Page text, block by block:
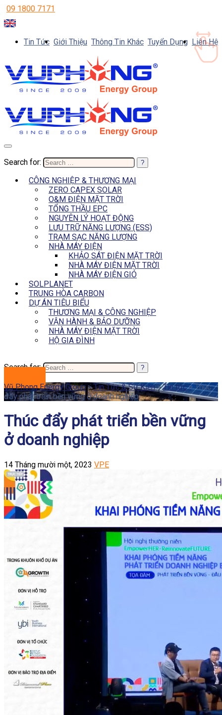
09 1800 7171
Tin Tức Giới Thiệu Thông Tin Khác Tuyển Dụng Liên Hệ
Search for:
CÔNG NGHIỆP & THƯƠNG MẠI
ZERO CAPEX SOLAR
O&M ĐIỆN MẶT TRỜI
TỔNG THẦU EPC
NGUYÊN LÝ HOẠT ĐỘNG
LƯU TRỮ NĂNG LƯỢNG (ESS)
TRẠM SẠC NĂNG LƯỢNG
NHÀ MÁY ĐIỆN
KHẢO SÁT ĐIỆN MẶT TRỜI
NHÀ MÁY ĐIỆN MẶT TRỜI
NHÀ MÁY ĐIỆN GIÓ
SOLPLANET
TRUNG HÒA CARBON
DỰ ÁN TIÊU BIỂU
THƯƠNG MẠI & CÔNG NGHIỆP
VẬN HÀNH & BẢO DƯỠNG
NHÀ MÁY ĐIỆN MẶT TRỜI
HỘ GIA ĐÌNH
Search for:
Vũ Phong Energy Group >Tin Tức & Sự Kiện>Tin tức>Thúc
đẩy phát triển bền vững ở doanh nghiệp
Thúc đẩy phát triển bền vững
ở doanh nghiệp
14 Tháng mười một, 2023 VPE